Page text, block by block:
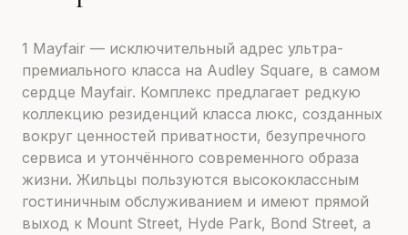
1 Mayfair — исключительный адрес ультра-
премиального класса на Audley Square, в самом
сердце Mayfair. Комплекс предлагает редкую
коллекцию резиденций класса люкс, созданных
вокруг ценностей приватности, безупречного
сервиса и утончённого современного образа
жизни. Жильцы пользуются высококлассным
гостиничным обслуживанием и имеют прямой
выход к Mount Street, Hyde Park, Bond Street, а